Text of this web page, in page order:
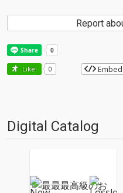
Report
Like! 0 Embed
Digital Catalog